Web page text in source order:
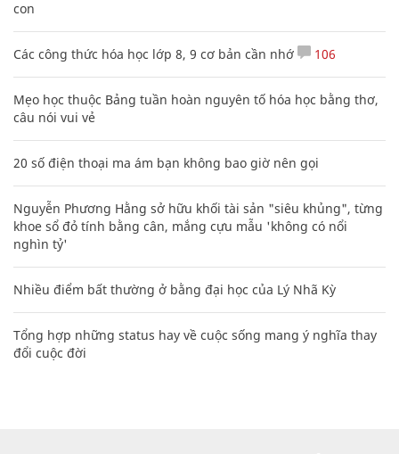
con
Các công thức hóa học lớp 8, 9 cơ bản cần nhớ 106
Mẹo học thuộc Bảng tuần hoàn nguyên tố hóa học bằng thơ,
câu nói vui vẻ
20 số điện thoại ma ám bạn không bao giờ nên gọi
Nguyễn Phương Hằng sở hữu khối tài sản "siêu khủng", từng
khoe sổ đỏ tính bằng cân, mắng cựu mẫu 'không có nổi
nghìn tỷ'
Nhiều điểm bất thường ở bằng đại học của Lý Nhã Kỳ
Tổng hợp những status hay về cuộc sống mang ý nghĩa thay
đổi cuộc đời